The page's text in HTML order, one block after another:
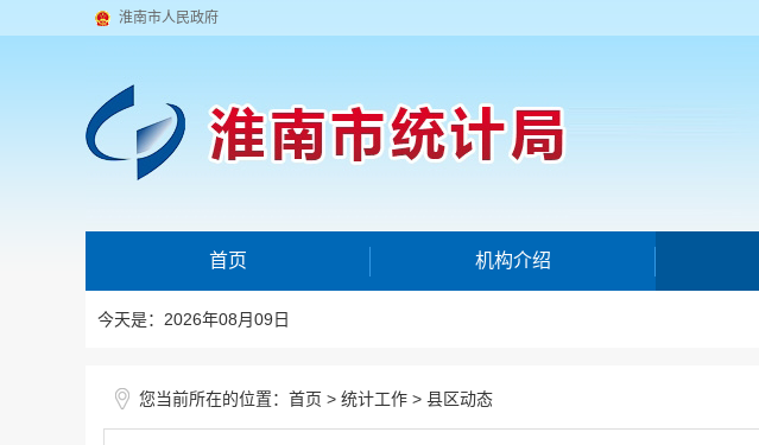
淮南市人民政府
首页 机构介绍
今天是：2026年08月09日
您当前所在的位置： 首页 > 统计工作 > 县区动态